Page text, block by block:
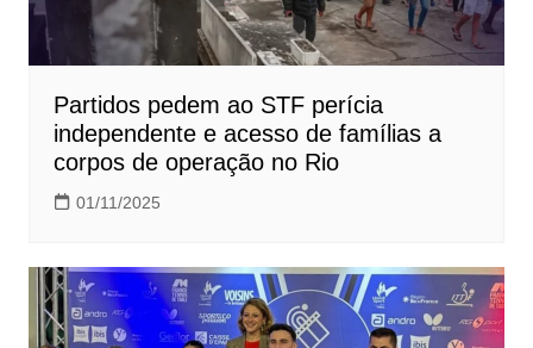
Partidos pedem ao STF perícia
independente e acesso de famílias a
corpos de operação no Rio
01/11/2025